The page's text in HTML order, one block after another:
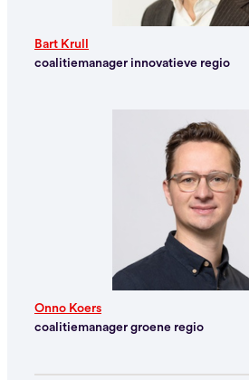
Bart Krull
coalitiemanager innovatieve regio
Onno Koers
coalitiemanager groene regio